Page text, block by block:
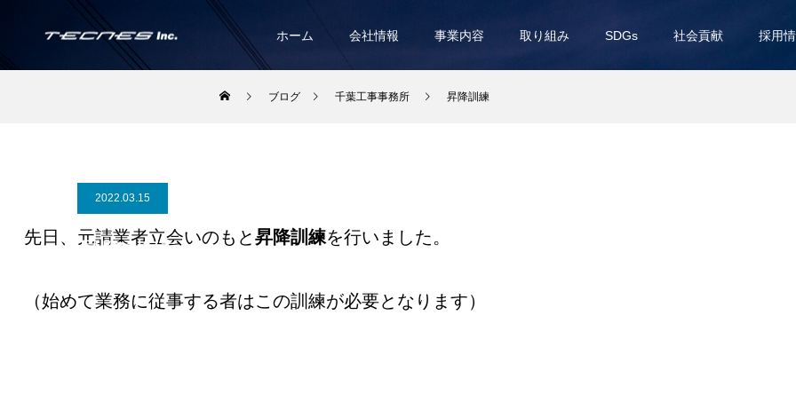
ホーム 会社情報 事業内容 取り組み SDGs 社会貢献 採用
ブログ 千葉工事事務所 昇降訓練
2022.03.15
昇降訓練
先日、元請業者立会いのもと昇降訓練を行いました。
（始めて業務に従事する者はこの訓練が必要となります）